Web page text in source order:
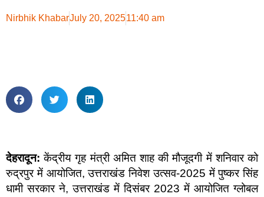
Nirbhik KhabarJuly 20, 202511:40 am
देहरादून: केंद्रीय गृह मंत्री अमित शाह की मौजूदगी में शनिवार को
रुद्रपुर में आयोजित, उत्तराखंड निवेश उत्सव-2025 में पुष्कर सिंह
धामी सरकार ने, उत्तराखंड में दिसंबर 2023 में आयोजित ग्लोबल